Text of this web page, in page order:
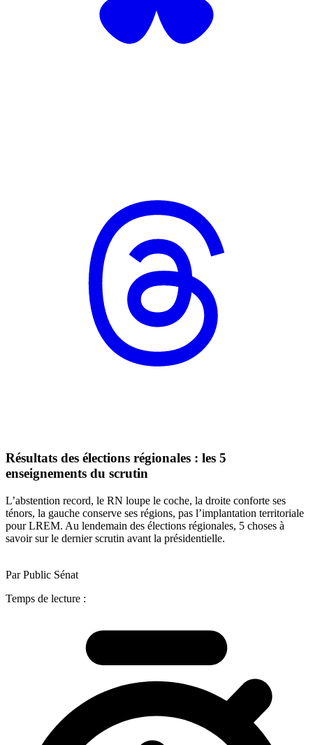
Résultats des élections régionales : les 5
enseignements du scrutin
L’abstention record, le RN loupe le coche, la droite conforte ses
ténors, la gauche conserve ses régions, pas l’implantation territoriale
pour LREM. Au lendemain des élections régionales, 5 choses à
savoir sur le dernier scrutin avant la présidentielle.
Par Public Sénat
Temps de lecture :